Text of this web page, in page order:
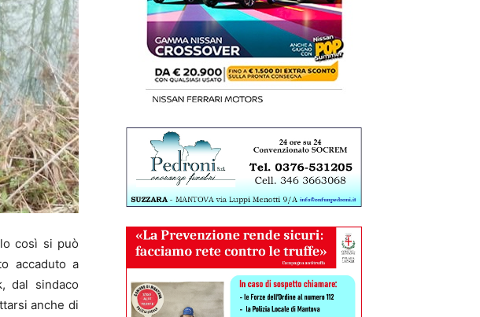
così si può
accaduto a
dal sindaco
anche di